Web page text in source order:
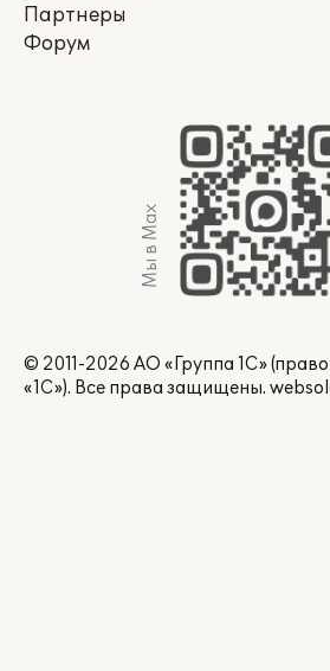
Партнеры
Форум
Мы в Max
© 2011-2026 АО «Группа 1С»
«1С»). Все права защищены.